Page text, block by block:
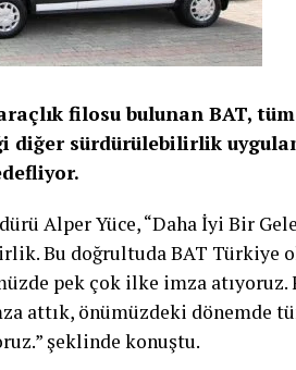
filosu bulunan BAT,
diğer sürdürülebilirlik
Alper Yüce, “Daha İyi Bir
Bu doğrultuda BAT Türkiye
pek çok ilke imza atıyoruz.
attık, önümüzdeki dönemde
şeklinde konuştu.